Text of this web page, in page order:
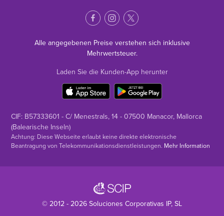
Alle angegebenen Preise verstehen sich inklusive
Mehrwertsteuer.
Laden Sie die Kunden-App herunter
CIF: B57333601 - C/ Menestrals, 14 - 07500 Manacor, Mallorca
(Balearische Inseln)
Achtung: Diese Webseite erlaubt keine direkte elektronische
Beantragung von Telekommunikationsdienstleistungen. Mehr Information
© 2012 - 2026 Soluciones Corporativas IP, SL